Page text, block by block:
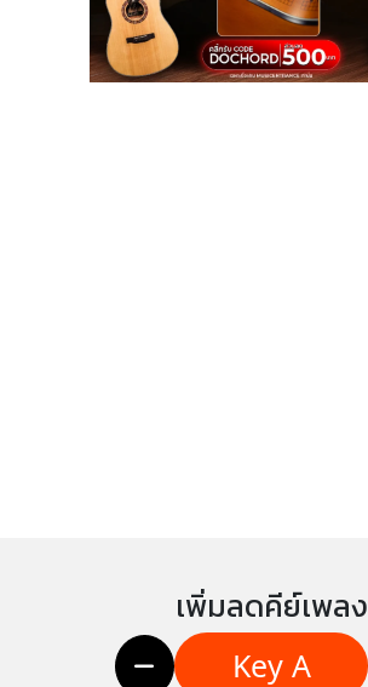
เพิ่มลดคีย์เพลง
Key A